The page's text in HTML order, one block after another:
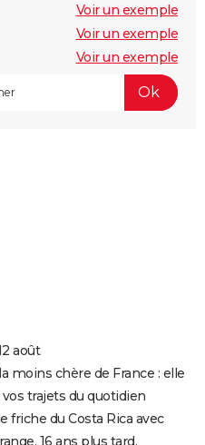
Voir un exemple
Voir un exemple
Voir un exemple
août
moins chère de France : elle
trajets du quotidien
friche du Costa Rica avec
16 ans plus tard,